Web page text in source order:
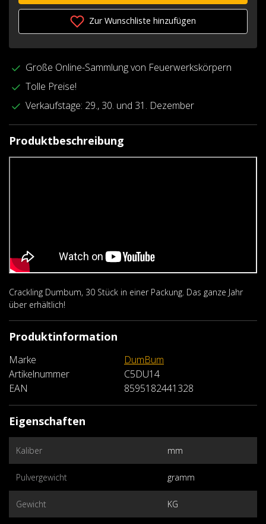
Zur Wunschliste hinzufügen
Große Online-Sammlung von Feuerwerkskörpern
Tolle Preise!
Verkaufstage: 29., 30. und 31. Dezember
Produktbeschreibung
Crackling Dumbum, 30 Stück in einer Packung. Das ganze Jahr
über erhältlich!
Produktinformation
Marke
DumBum
Artikelnummer
C5DU14
EAN
8595182441328
Eigenschaften
Kaliber mm
Pulvergewicht gramm
Gewicht KG